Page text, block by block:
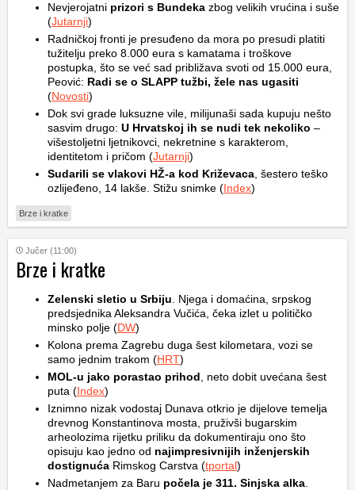
Nevjerojatni prizori s Bundeka zbog velikih vrućina i suše
(Jutarnji)
Radničkoj fronti je presuđeno da mora po presudi platiti
tužitelju preko 8.000 eura s kamatama i troškove
postupka, što se već sad približava svoti od 15.000 eura,
Peović: Radi se o SLAPP tužbi, žele nas ugasiti
(Novosti)
Dok svi grade luksuzne vile, milijunaši sada kupuju nešto
sasvim drugo: U Hrvatskoj ih se nudi tek nekoliko –
višestoljetni ljetnikovci, nekretnine s karakterom,
identitetom i pričom (Jutarnji)
Sudarili se vlakovi HŽ-a kod Križevaca , šestero teško
ozlijeđeno, 14 lakše. Stižu snimke (Index)
Brze i kratke
Jučer (11:00)
Brze i kratke
Zelenski sletio u Srbiju . Njega i domaćina, srpskog
predsjednika Aleksandra Vučića, čeka izlet u političko
minsko polje (DW)
Kolona prema Zagrebu duga šest kilometara, vozi se
samo jednim trakom (HRT)
MOL-u jako porastao prihod , neto dobit uvećana šest
puta (Index)
Iznimno nizak vodostaj Dunava otkrio je dijelove temelja
drevnog Konstantinova mosta, pruživši bugarskim
arheolozima rijetku priliku da dokumentiraju ono što
opisuju kao jedno od najimpresivnijih inženjerskih
dostignuća Rimskog Carstva (tportal)
Nadmetanjem za Baru počela je 311. Sinjska alka